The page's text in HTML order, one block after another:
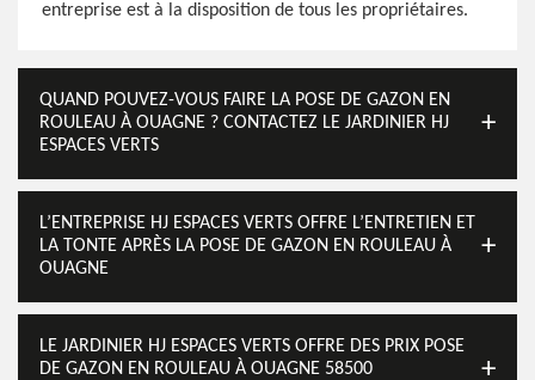
entreprise est à la disposition de tous les propriétaires.
QUAND POUVEZ-VOUS FAIRE LA POSE DE GAZON EN
ROULEAU À OUAGNE ? CONTACTEZ LE JARDINIER HJ
ESPACES VERTS
L’ENTREPRISE HJ ESPACES VERTS OFFRE L’ENTRETIEN ET
LA TONTE APRÈS LA POSE DE GAZON EN ROULEAU À
OUAGNE
LE JARDINIER HJ ESPACES VERTS OFFRE DES PRIX POSE
DE GAZON EN ROULEAU À OUAGNE 58500